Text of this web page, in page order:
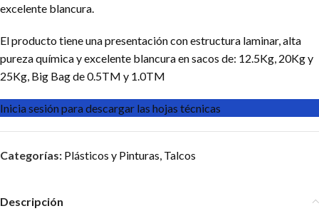
excelente blancura.
El producto tiene una presentación con estructura laminar, alta
pureza química y excelente blancura en sacos de: 12.5Kg, 20Kg y
25Kg, Big Bag de 0.5TM y 1.0TM
Inicia sesión para descargar las hojas técnicas
Categorías: Plásticos y Pinturas Talcos
Descripción